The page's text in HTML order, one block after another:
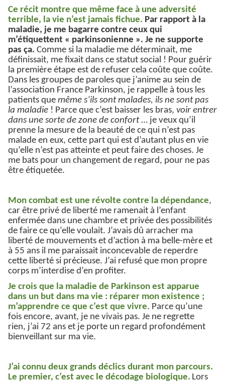
Ce récit montre que même face à une adversité
terrible, la vie n’est jamais fichue. Par rapport à la
maladie, je me bagarre contre ceux qui
m’étiquettent « parkinsonienne ». Je ne supporte
pas ça. Comme si la maladie me déterminait, me
définissait, me fixait dans ce statut social ! Pour guérir
la première étape est de refuser cela coûte que coûte.
Dans les groupes de paroles que j’anime au sein de
l’association France Parkinson, je rappelle à tous les
patients que même s’ils sont malades, ils ne sont pas
la maladie ! Parce que c’est baisser les bras, voir entrer
dans une sorte de zone de confort… je veux qu’il
prenne la mesure de la beauté de ce qui n’est pas
malade en eux, cette part qui est d’autant plus en vie
qu’elle n’est pas atteinte et peut faire des choses. Je
me bats pour un changement de regard, pour ne pas
être étiquetée.
Mon combat est une révolte contre la dépendance,
car être privé de liberté me ramenait à l’enfant
enfermée dans une chambre et privée des possibilités
de faire ce qu’elle voulait. J’avais dû arracher ma
liberté de mouvements et d’action à ma belle-mère et
à 55 ans il me paraissait inconcevable de reperdre
cette liberté si précieuse. J’ai refusé que mon propre
corps m’interdise d’en profiter.
Je crois que la maladie de Parkinson est apparue
dans un but dans ma vie : réparer mon existence ;
m’apprendre ce que c’est que vivre. Parce qu’une
fois encore, avant, je ne vivais pas. Je ne regrette
rien, j’ai 72 ans et je porte un regard profondément
bienveillant sur ma vie.
J’ai connu deux grands déclics durant mon parcours.
Le premier, c’est avec le décodage biologique. Lors